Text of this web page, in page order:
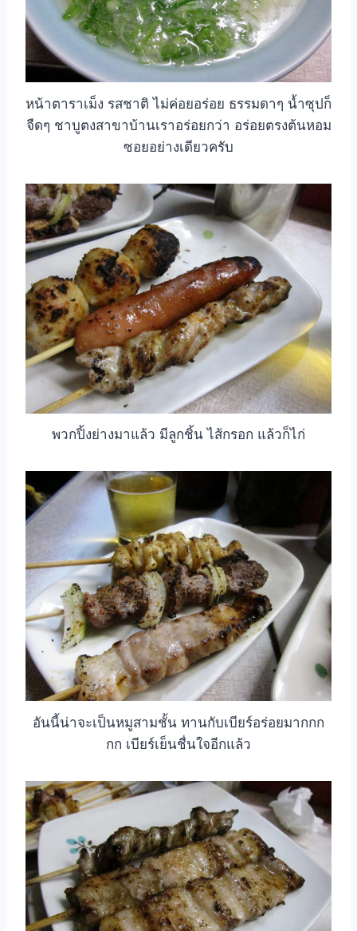
หน้าตาราเม็ง รสชาติ ไม่ค่อยอร่อย ธรรมดาๆ น้ำซุปก็
จืดๆ ชาบูตงสาขาบ้านเราอร่อยกว่า อร่อยตรงต้นหอม
ซอยอย่างเดียวครับ
พวกปิ้งย่างมาแล้ว มีลูกชิ้น ไส้กรอก แล้วก็ไก่
อันนี้น่าจะเป็นหมูสามชั้น ทานกับเบียร์อร่อยมากกก
กก เบียร์เย็นชื่นใจอีกแล้ว